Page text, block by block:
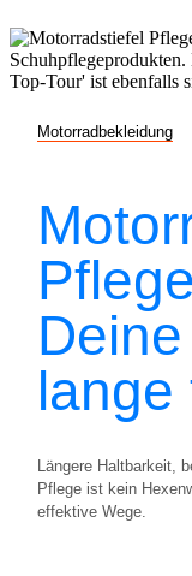
Motorradbekleidung
lange
Längere Haltbarkeit,
Pflege ist kein
effektive Wege.